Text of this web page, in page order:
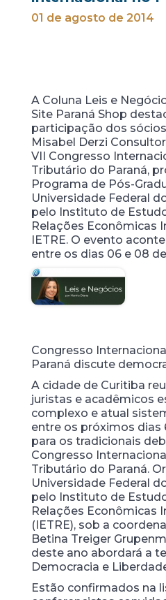
01 de agosto de 2014
A Coluna Leis e
Site Paraná Shop
participação dos
Misabel Derzi
VII Congresso
Tributário do Paraná,
Programa de Pós-
Universidade Federal
pelo Instituto de
Relações Econômicas
IETRE. O evento
entre os dias 06 e 08
Congresso
Paraná discute
A cidade de Curitiba
juristas e acadêmicos
complexo e atual
entre os próximos dias
para os tradicionais
Congresso
Tributário do Paraná.
Universidade Federal
pelo Instituto de
Relações Econômicas
(IETRE), sob a
Betina Treiger
deste ano abordará a
Democracia e
Estão confirmados na